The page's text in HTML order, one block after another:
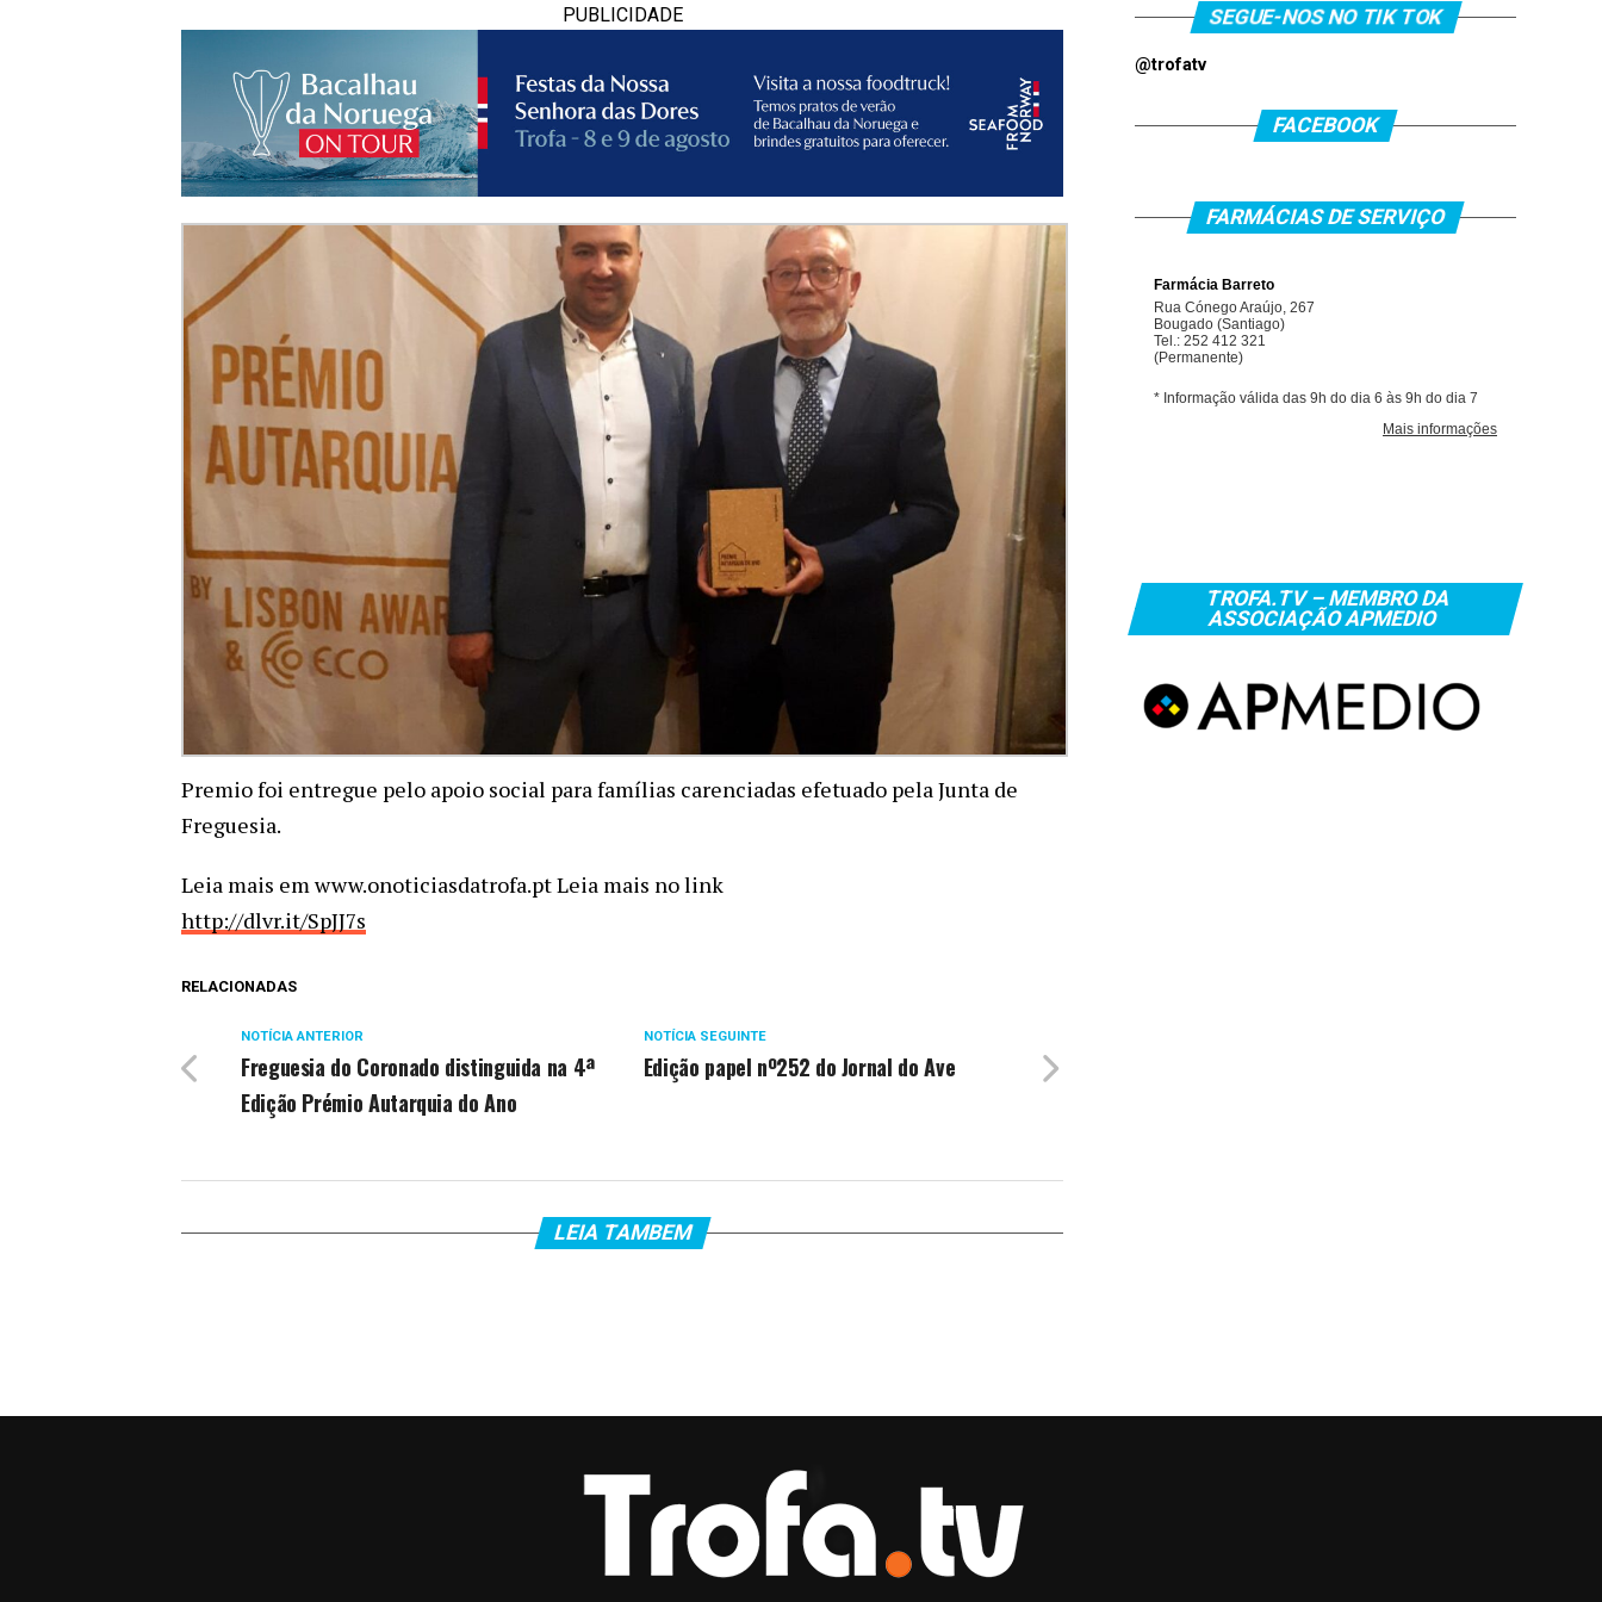
PUBLICIDADE
Premio foi entregue pelo apoio social para famílias carenciadas efetuado pela Junta de
Freguesia.
Leia mais em www.onoticiasdatrofa.pt Leia mais no link
http://dlvr.it/SpJJ7s
RELACIONADAS
NOTÍCIA SEGUINTE
Edição papel nº252 do Jornal do Ave
NOTÍCIA ANTERIOR
Freguesia do Coronado distinguida na 4ª
Edição Prémio Autarquia do Ano
LEIA TAMBEM
SEGUE-NOS NO TIK TOK
@trofatv
FACEBOOK
FARMÁCIAS DE SERVIÇO
TROFA.TV – MEMBRO DA
ASSOCIAÇÃO APMEDIO